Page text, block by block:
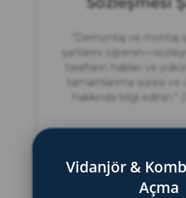
“Demontaj ve montaj
şartlarını
tarafların hakları ve
tamamlanma süresi ve
hakkında bilgi edinin.”
Haziran 20,
Vidanjör &
Açma